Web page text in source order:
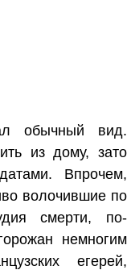
обычный вид.
из дому, зато
Впрочем,
волочившие по
смерти, по-
немногим
егерей,